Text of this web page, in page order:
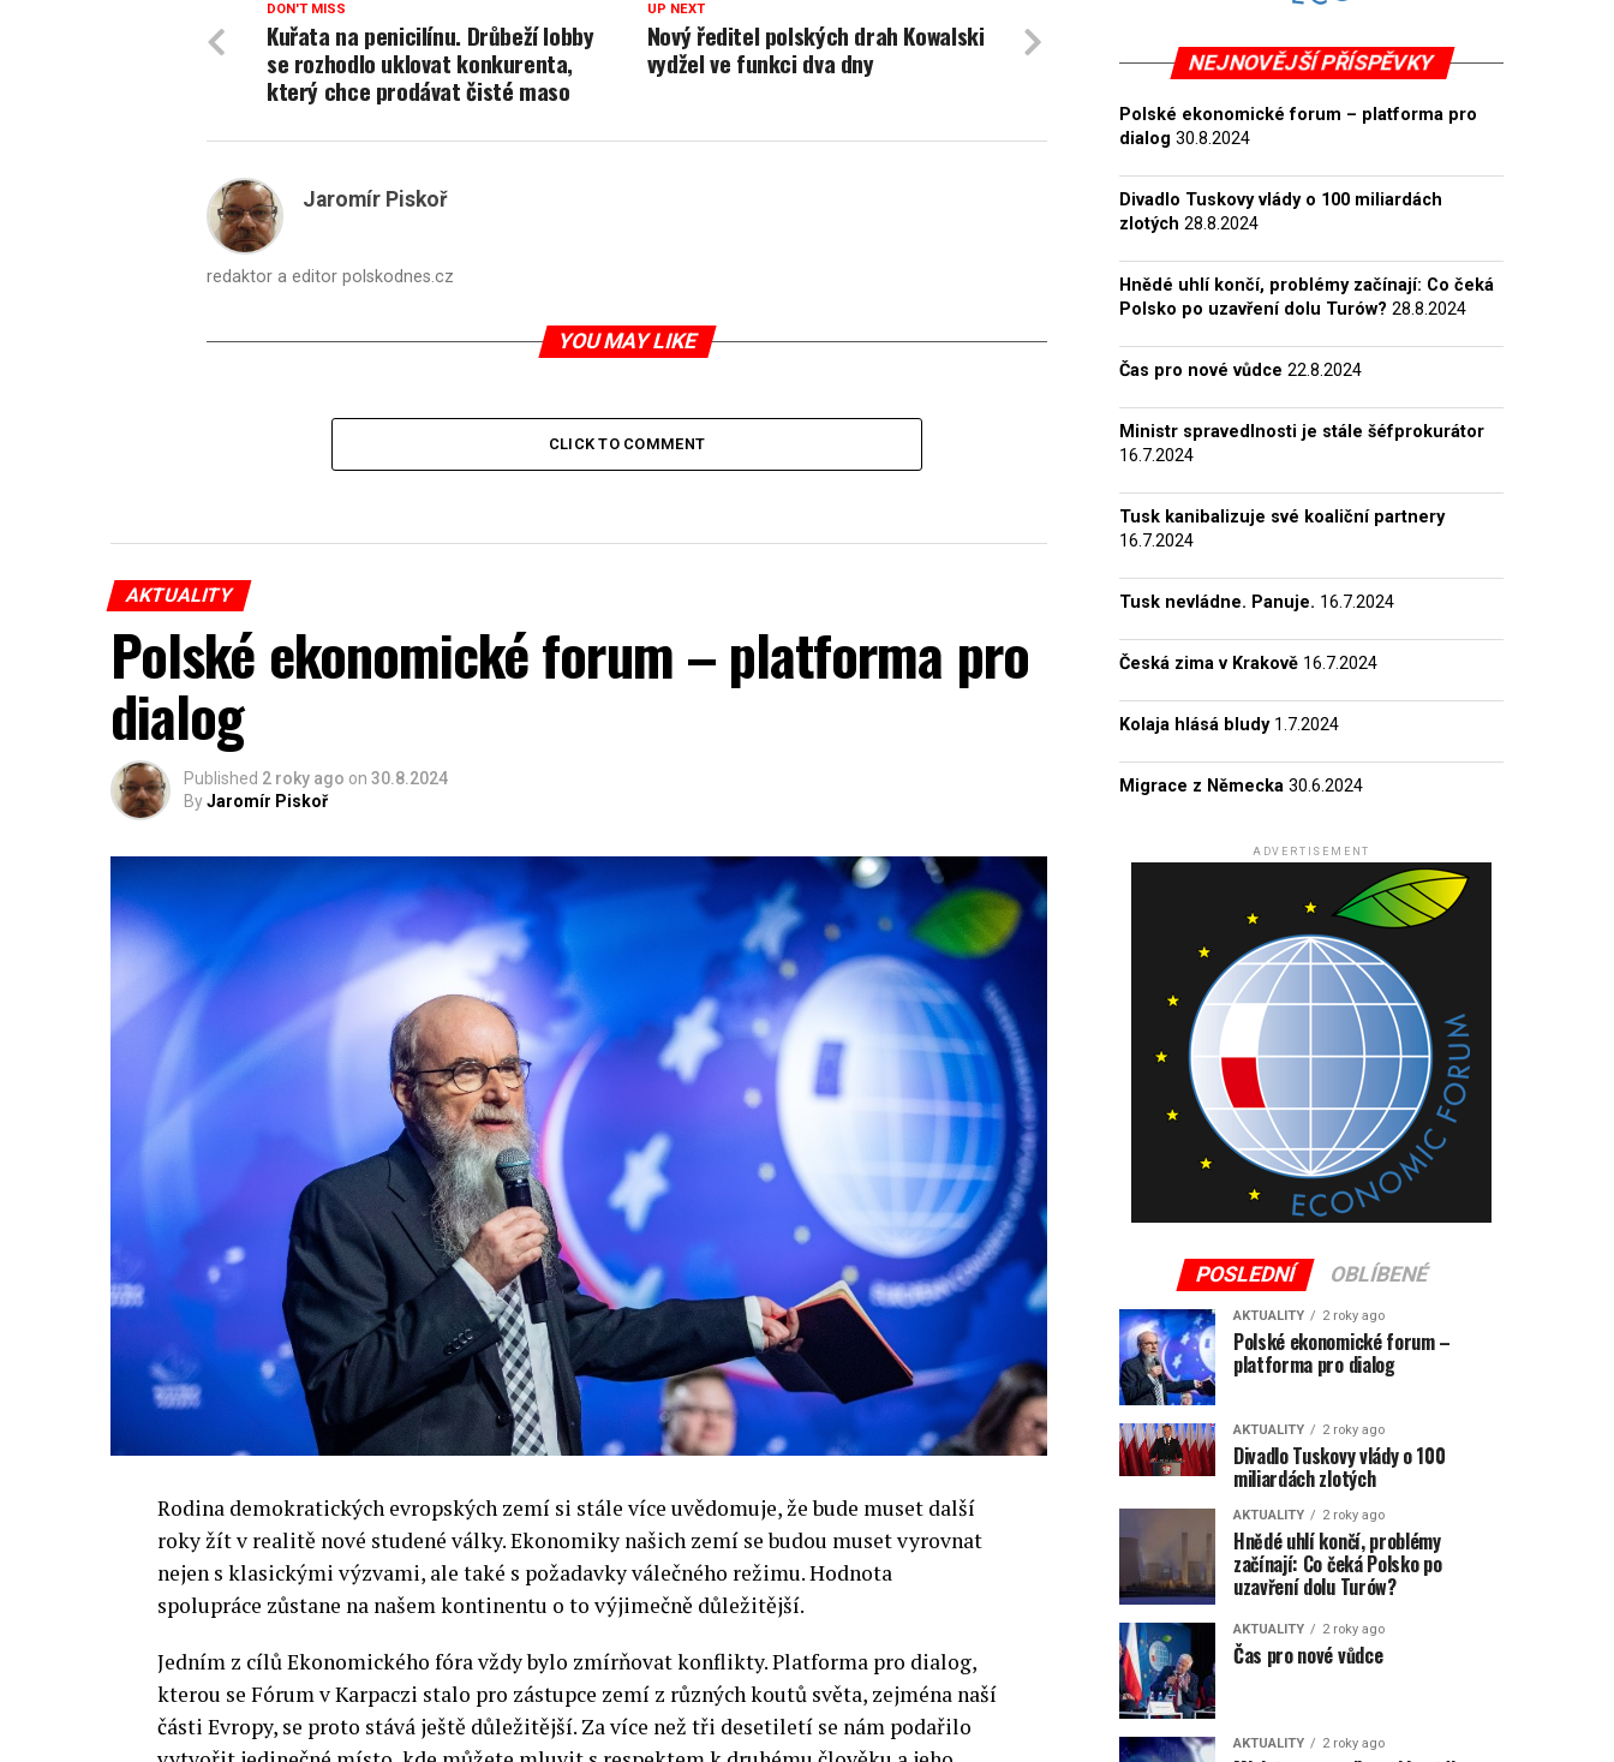
UP NEXT
Nový ředitel polských drah Kowalski
vydžel ve funkci dva dny
DON'T MISS
Kuřata na penicilínu. Drůbeží lobby
se rozhodlo uklovat konkurenta,
který chce prodávat čisté maso
Jaromír Piskoř
redaktor a editor polskodnes.cz
YOU MAY LIKE
CLICK TO COMMENT
AKTUALITY
Polské ekonomické forum – platforma pro
dialog
Published 2 roky ago on 30.8.2024
ByJaromír Piskoř
Rodina demokratických evropských zemí si stále více uvědomuje, že bude muset další
roky žít v realitě nové studené války. Ekonomiky našich zemí se budou muset vyrovnat
nejen s klasickými výzvami, ale také s požadavky válečného režimu. Hodnota
spolupráce zůstane na našem kontinentu o to výjimečně důležitější.
Jedním z cílů Ekonomického fóra vždy bylo zmírňovat konflikty. Platforma pro dialog,
kterou se Fórum v Karpaczi stalo pro zástupce zemí z různých koutů světa, zejména naší
části Evropy, se proto stává ještě důležitější. Za více než tři desetiletí se nám podařilo
NEJNOVĚJŠÍ PŘÍSPĚVKY
Polské ekonomické forum – platforma pro
dialog 30.8.2024
Divadlo Tuskovy vlády o 100 miliardách
zlotých 28.8.2024
Hnědé uhlí končí, problémy začínají: Co čeká
Polsko po uzavření dolu Turów? 28.8.2024
Čas pro nové vůdce 22.8.2024
Ministr spravedlnosti je stále šéfprokurátor
16.7.2024
Tusk kanibalizuje své koaliční partnery
16.7.2024
Tusk nevládne. Panuje. 16.7.2024
Česká zima v Krakově 16.7.2024
Kolaja hlásá bludy 1.7.2024
Migrace z Německa 30.6.2024
ADVERTISEMENT
POSLEDNÍ OBLÍBENÉ
AKTUALITY 2 roky ago
Polské ekonomické forum –
platforma pro dialog
AKTUALITY 2 roky ago
Divadlo Tuskovy vlády o 100
miliardách zlotých
AKTUALITY 2 roky ago
Hnědé uhlí končí, problémy
začínají: Co čeká Polsko po
uzavření dolu Turów?
AKTUALITY 2 roky ago
Čas pro nové vůdce
AKTUALITY 2 roky ago